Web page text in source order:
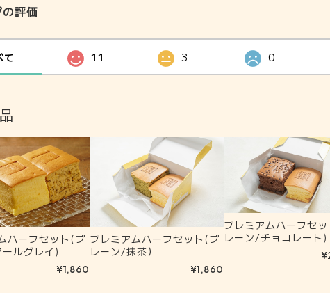
評価
て 11 3 0
ハーフセット(プ
ルグレイ)
¥1,860
プレミアムハーフセット(プ
レーン/抹茶）
¥1,860
プレミアムハーフセ
レーン/チョコレート)